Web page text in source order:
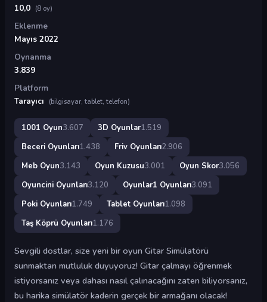
10,0 (8 oy)
Eklenme
Mayıs 2022
Oynanma
3.839
Platform
Tarayıcı
(bilgisayar, tablet, telefon)
1001 Oyun3.607 3D Oyunlar1.519
Beceri Oyunları1.438 Friv Oyunları2.906
Meb Oyun3.143 Oyun Kuzusu3.001 Oyun Skor3.056
Oyuncini Oyunları3.120 Oyunlar1 Oyunları3.091
Poki Oyunları1.749 Tablet Oyunları1.098
Taş Köprü Oyunları1.176
Sevgili dostlar, size yeni bir oyun Gitar Simülatörü
sunmaktan mutluluk duyuyoruz! Gitar çalmayı öğrenmek
istiyorsanız veya dahası nasıl çalınacağını zaten biliyorsanız,
bu harika simülatör kaderin gerçek bir armağanı olacak!